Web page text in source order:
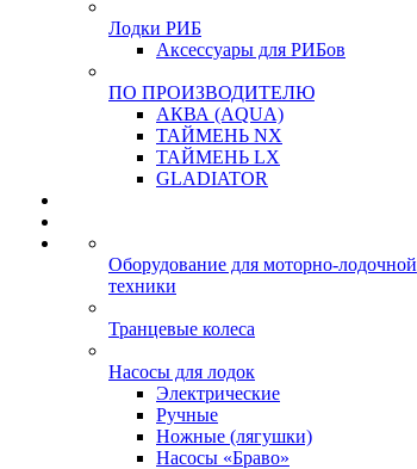
Лодки РИБ
Аксессуары для РИБов
ПО ПРОИЗВОДИТЕЛЮ
АКВА (AQUA)
ТАЙМЕНЬ NX
ТАЙМЕНЬ LX
GLADIATOR
Оборудование для моторно-лодочной
техники
Транцевые колеса
Насосы для лодок
Электрические
Ручные
Ножные (лягушки)
Насосы «Браво»